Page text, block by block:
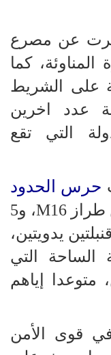
عن مصرع
كما
على الشريط
عدد اخرين
التي تقع
حرس الحدود
الايراني إلى ضبط بندقية من طراز M16، و5
يدويتين،
الساحة التي
متوعدا إياهم
قوى الأمن